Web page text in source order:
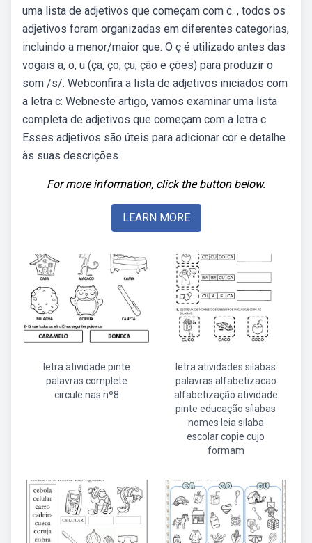
uma lista de adjetivos que começam com c. , todos os
adjetivos foram organizadas em diferentes categorias,
incluindo a menor/maior que. O ç é utilizado antes das
vogais a, o, u (ça, ço, çu, ção e ções) para produzir o
som /s/. Webconfira a lista de adjetivos iniciados com
a letra c: Webneste artigo, vamos examinar uma lista
completa de adjetivos que começam com a letra c.
Esses adjetivos são úteis para adicionar cor e detalhe
às suas descrições.
For more information, click the button below.
LEARN MORE
letra atividade pinte
palavras complete
circule nas nº8
letra atividades silabas
palavras alfabetizacao
alfabetização atividade
pinte educação sílabas
nomes leia silaba
escolar copie cujo
formam